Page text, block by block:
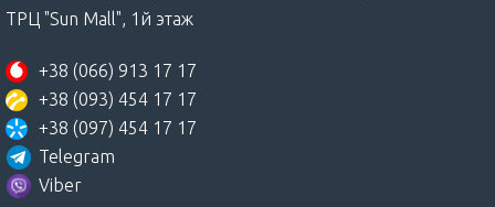
ТРЦ "Sun Mall", 1й этаж
+38 (066) 913 17 17
+38 (093) 454 17 17
+38 (097) 454 17 17
Telegram
Viber